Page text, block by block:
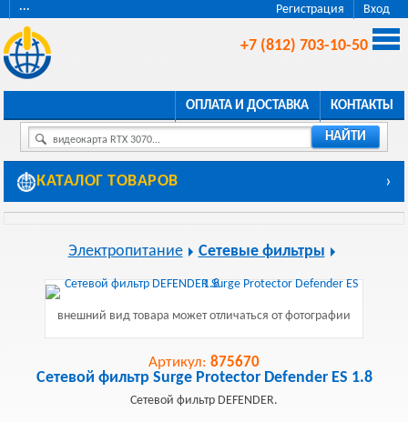
Регистрация Вход
···
+7 (812) 703-10-50
ОПЛАТА И ДОСТАВКА КОНТАКТЫ
видеокарта RTX 3070... НАЙТИ
КАТАЛОГ ТОВАРОВ ›
Электропитание Сетевые фильтры
внешний вид товара может отличаться от фотографии
Артикул: 875670
Сетевой фильтр Surge Protector Defender ES 1.8
Сетевой фильтр DEFENDER.